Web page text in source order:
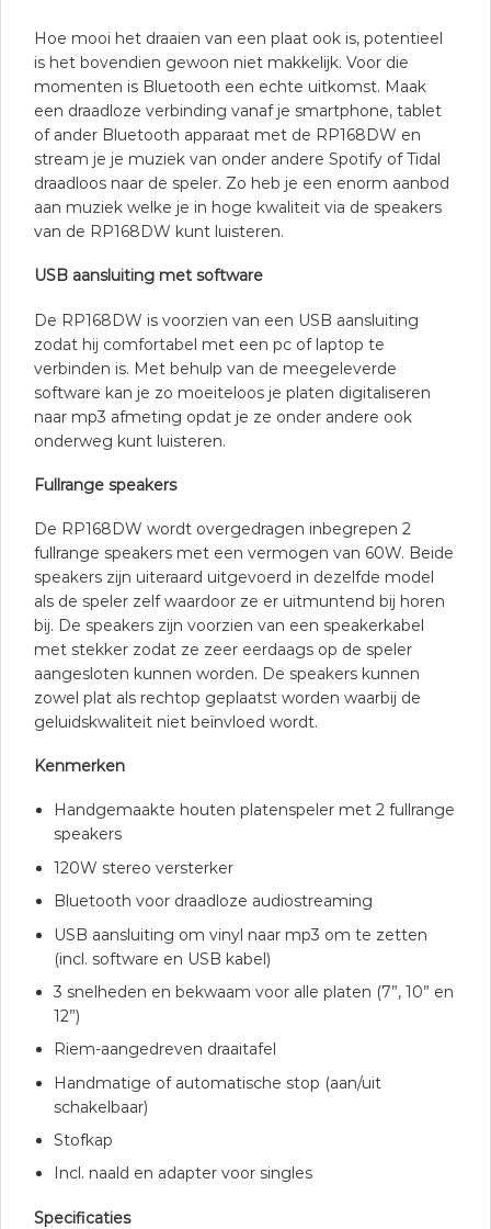
Hoe mooi het draaien van een plaat ook is, potentieel
is het bovendien gewoon niet makkelijk. Voor die
momenten is Bluetooth een echte uitkomst. Maak
een draadloze verbinding vanaf je smartphone, tablet
of ander Bluetooth apparaat met de RP168DW en
stream je je muziek van onder andere Spotify of Tidal
draadloos naar de speler. Zo heb je een enorm aanbod
aan muziek welke je in hoge kwaliteit via de speakers
van de RP168DW kunt luisteren.
USB aansluiting met software
De RP168DW is voorzien van een USB aansluiting
zodat hij comfortabel met een pc of laptop te
verbinden is. Met behulp van de meegeleverde
software kan je zo moeiteloos je platen digitaliseren
naar mp3 afmeting opdat je ze onder andere ook
onderweg kunt luisteren.
Fullrange speakers
De RP168DW wordt overgedragen inbegrepen 2
fullrange speakers met een vermogen van 60W. Beide
speakers zijn uiteraard uitgevoerd in dezelfde model
als de speler zelf waardoor ze er uitmuntend bij horen
bij. De speakers zijn voorzien van een speakerkabel
met stekker zodat ze zeer eerdaags op de speler
aangesloten kunnen worden. De speakers kunnen
zowel plat als rechtop geplaatst worden waarbij de
geluidskwaliteit niet beïnvloed wordt.
Kenmerken
Handgemaakte houten platenspeler met 2 fullrange
speakers
120W stereo versterker
Bluetooth voor draadloze audiostreaming
USB aansluiting om vinyl naar mp3 om te zetten
(incl. software en USB kabel)
3 snelheden en bekwaam voor alle platen (7”, 10” en
12”)
Riem-aangedreven draaitafel
Handmatige of automatische stop (aan/uit
schakelbaar)
Stofkap
Incl. naald en adapter voor singles
Specificaties